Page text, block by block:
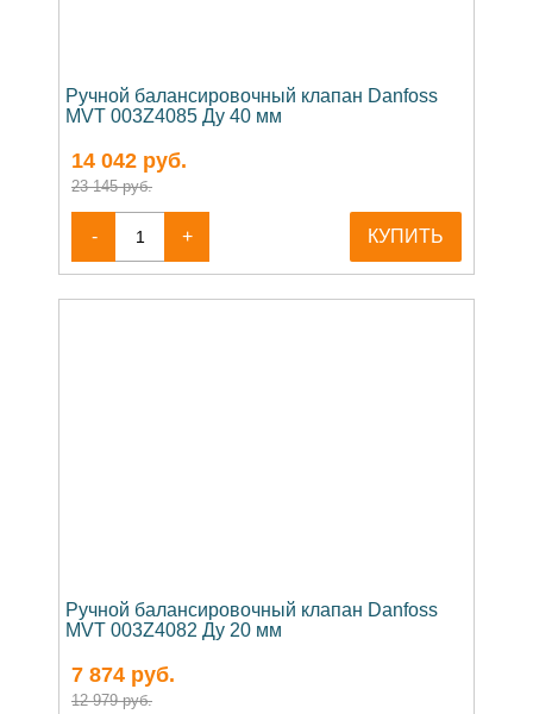
Ручной балансировочный клапан Danfoss
MVT 003Z4085 Ду 40 мм
14 042 руб.
23 145 руб.
- + КУПИТЬ
Ручной балансировочный клапан Danfoss
MVT 003Z4082 Ду 20 мм
7 874 руб.
12 979 руб.